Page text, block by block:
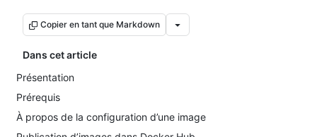
Copier en tant que Markdown
Dans cet article
Présentation
Prérequis
À propos de la configuration d’une image